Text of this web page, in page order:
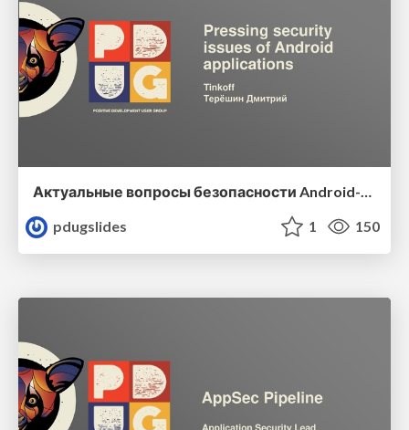
Актуальные вопросы безопасности Android-приложений
pdugslides
1 150